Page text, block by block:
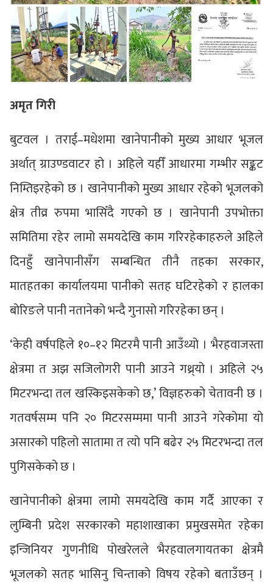
अमृत गिरी
बुटवल । तराई–मधेशमा खानेपानीको मुख्य आधार भूजल
अर्थात् ग्राउण्डवाटर हो । अहिले यहीँ आधारमा गम्भीर सङ्कट
निम्तिइरहेको छ । खानेपानीको मुख्य आधार रहेको भूजलको
क्षेत्र तीव्र रुपमा भासिँदै गएको छ । खानेपानी उपभोक्ता
समितिमा रहेर लामो समयदेखि काम गरिरहेकाहरुले अहिले
दिनहुँ खानेपानीसँग सम्बन्धित तीनै तहका सरकार,
मातहतका कार्यालयमा पानीको सतह घटिरहेको र हालका
बोरिङले पानी नतानेको भन्दै गुनासो गरिरहेका छन् ।
‘केही वर्षपहिले १०–१२ मिटरमै पानी आउँथ्यो । भैरहवाजस्ता
क्षेत्रमा त अझ सजिलोगरी पानी आउने गथ्र्यो । अहिले २५
मिटरभन्दा तल खस्किइसकेको छ,’ विज्ञहरुको चेतावनी छ ।
गतवर्षसम्म पनि २० मिटरसम्ममा पानी आउने गरेकोमा यो
असारको पहिलो सातामा त त्यो पनि बढेर २५ मिटरभन्दा तल
पुगिसकेको छ ।
खानेपानीको क्षेत्रमा लामो समयदेखि काम गर्दै आएका र
लुम्बिनी प्रदेश सरकारको महाशाखाका प्रमुखसमेत रहेका
इन्जिनियर गुणनीधि पोखरेलले भैरहवालगायतका क्षेत्रमै
भूजलको सतह भासिनु चिन्ताको विषय रहेको बताउँछन् ।